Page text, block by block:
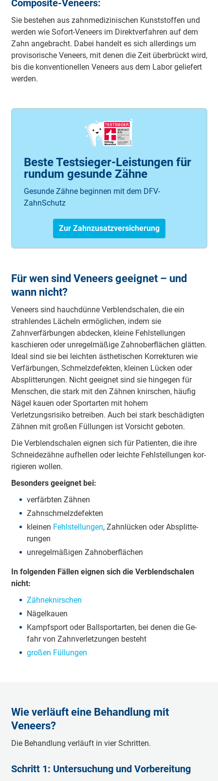
Com­po­si­te-Ve­neers:
Sie be­ste­hen aus zahn­me­di­zi­nischen Kunst­stof­fen und
wer­den wie So­fort-­Ve­neers im Di­rekt­ver­fah­ren auf dem
Zahn an­ge­bracht. Da­bei han­delt es sich al­ler­dings um
pro­vi­so­ri­sche Ve­neers, mit de­nen die Zeit über­brückt wird,
bis die kon­ven­tio­nel­len Ve­neers aus dem La­bor ge­lie­fert
wer­den.
Beste Testsieger-Leistungen für
rundum gesunde Zähne
Gesunde Zähne beginnen mit dem DFV-
ZahnSchutz
Zur Zahnzusatzversicherung
Für wen sind Veneers geeignet – und
wann nicht?
Veneers sind hauchdünne Verblendschalen, die ein
strahlendes Lächeln ermöglichen, indem sie
Zahnverfärbungen abdecken, kleine Fehlstellungen
kaschieren oder unregelmäßige Zahnoberflächen glätten.
Ideal sind sie bei leichten ästhetischen Korrekturen wie
Verfärbungen, Schmelzdefekten, kleinen Lücken oder
Absplitterungen. Nicht geeignet sind sie hingegen für
Menschen, die stark mit den Zähnen knirschen, häufig
Nägel kauen oder Sportarten mit hohem
Verletzungsrisiko betreiben. Auch bei stark beschädigten
Zähnen mit großen Füllungen ist Vorsicht geboten.
Die Ver­blend­schalen eig­nen sich für Pa­tien­ten, die ihre
Schnei­de­zäh­ne auf­hel­len oder leich­te Fehl­stel­lun­gen kor­
ri­gie­ren wol­len.
Be­son­ders ge­eig­net bei:
ver­färb­ten Zäh­nen
Zahn­schmelz­de­fek­ten
klei­nen Fehl­stel­lun­gen, Zahn­lück­en oder Ab­splitt­e­
run­gen
un­re­gel­mä­ßi­gen Zahn­ober­flä­chen
In fol­gen­den Fäl­len eig­nen sich die Ver­blend­schalen
nicht:
Zäh­ne­knir­schen
Nä­gel­kau­en
Kampf­sport oder Ball­sport­ar­ten, bei de­nen die Ge­
fahr von Zahn­ver­let­zun­gen be­steht
gro­ßen Fül­lun­gen
Wie verläuft eine Behandlung mit
Veneers?
Die Be­hand­lung ver­läuft in vier Schrit­ten.
Schritt 1: Un­ter­su­chung und Vor­be­rei­tung